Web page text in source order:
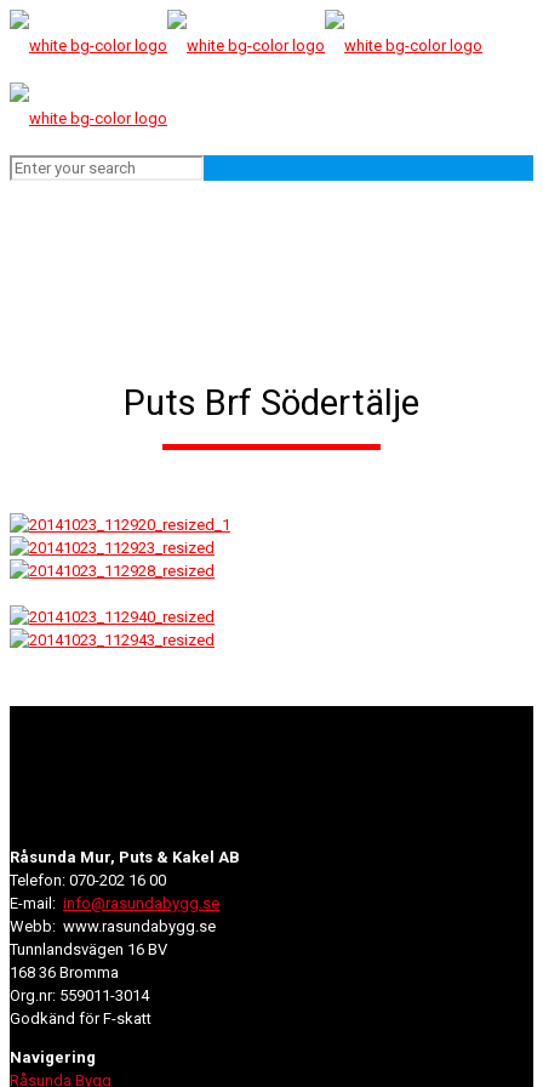
Puts Brf Södertälje
Råsunda Mur, Puts & Kakel AB
Telefon: 070-202 16 00
E-mail: info@rasundabygg.se
Webb: www.rasundabygg.se
Tunnlandsvägen 16 BV
168 36 Bromma
Org.nr: 559011-3014
Godkänd för F-skatt
Navigering
Råsunda Bygg